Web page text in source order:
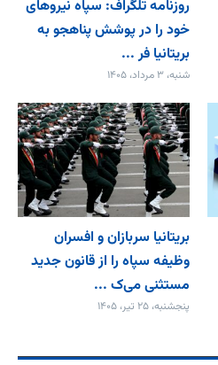
روزنامه تلگراف: سپاه نیروهای
خود را در پوشش پناهجو به
بریتانیا فر ...
شنبه، ۳ مرداد، ۱۴۰۵
بریتانیا سربازان و افسران
وظیفه سپاه را از قانون جدید
مستثنی می‌ک ...
پنجشنبه، ۲۵ تیر، ۱۴۰۵